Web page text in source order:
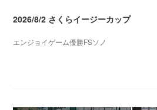
2026/8/2 さくらイージーカップ
エンジョイゲーム優勝FSソノ